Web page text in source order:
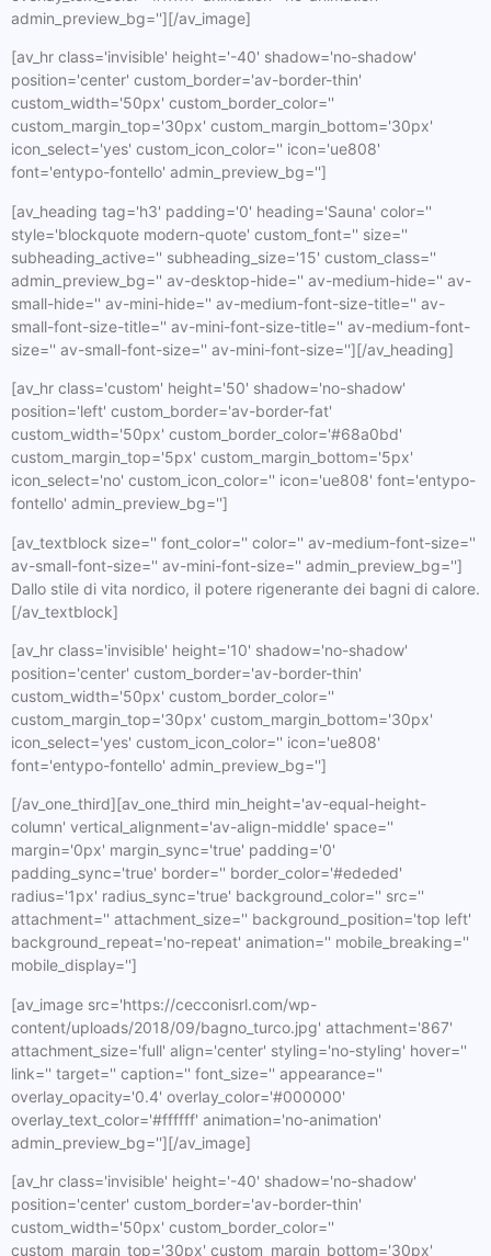
admin_preview_bg=''][/av_image]
[av_hr class='invisible' height='-40' shadow='no-shadow'
position='center' custom_border='av-border-thin'
custom_width='50px' custom_border_color=''
custom_margin_top='30px' custom_margin_bottom='30px'
icon_select='yes' custom_icon_color='' icon='ue808'
font='entypo-fontello' admin_preview_bg='']
[av_heading tag='h3' padding='0' heading='Sauna' color=''
style='blockquote modern-quote' custom_font='' size=''
subheading_active='' subheading_size='15' custom_class=''
admin_preview_bg='' av-desktop-hide='' av-medium-hide='' av-
small-hide='' av-mini-hide='' av-medium-font-size-title='' av-
small-font-size-title='' av-mini-font-size-title='' av-medium-font-
size='' av-small-font-size='' av-mini-font-size=''][/av_heading]
[av_hr class='custom' height='50' shadow='no-shadow'
position='left' custom_border='av-border-fat'
custom_width='50px' custom_border_color='#68a0bd'
custom_margin_top='5px' custom_margin_bottom='5px'
icon_select='no' custom_icon_color='' icon='ue808' font='entypo-
fontello' admin_preview_bg='']
[av_textblock size='' font_color='' color='' av-medium-font-size=''
av-small-font-size='' av-mini-font-size='' admin_preview_bg='']
Dallo stile di vita nordico, il potere rigenerante dei bagni di calore.
[/av_textblock]
[av_hr class='invisible' height='10' shadow='no-shadow'
position='center' custom_border='av-border-thin'
custom_width='50px' custom_border_color=''
custom_margin_top='30px' custom_margin_bottom='30px'
icon_select='yes' custom_icon_color='' icon='ue808'
font='entypo-fontello' admin_preview_bg='']
[/av_one_third][av_one_third min_height='av-equal-height-
column' vertical_alignment='av-align-middle' space=''
margin='0px' margin_sync='true' padding='0'
padding_sync='true' border='' border_color='#ededed'
radius='1px' radius_sync='true' background_color='' src=''
attachment='' attachment_size='' background_position='top left'
background_repeat='no-repeat' animation='' mobile_breaking=''
mobile_display='']
[av_image src='https://cecconisrl.com/wp-
content/uploads/2018/09/bagno_turco.jpg' attachment='867'
attachment_size='full' align='center' styling='no-styling' hover=''
link='' target='' caption='' font_size='' appearance=''
overlay_opacity='0.4' overlay_color='#000000'
overlay_text_color='#ffffff' animation='no-animation'
admin_preview_bg=''][/av_image]
[av_hr class='invisible' height='-40' shadow='no-shadow'
position='center' custom_border='av-border-thin'
custom_width='50px' custom_border_color=''
custom_margin_top='30px' custom_margin_bottom='30px'